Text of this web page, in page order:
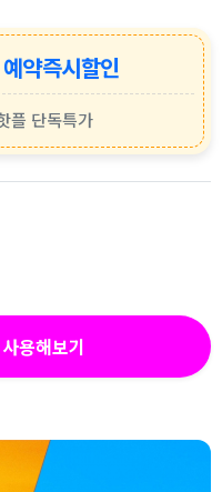
약즉시할인
플 단독특가
용해보기